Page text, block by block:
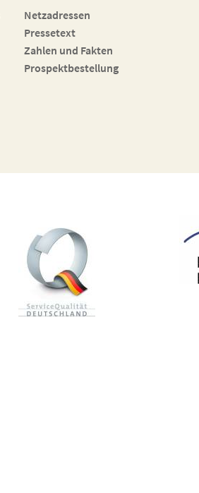
Netzadressen
Pressetext
Zahlen und Fakten
Prospektbestellung